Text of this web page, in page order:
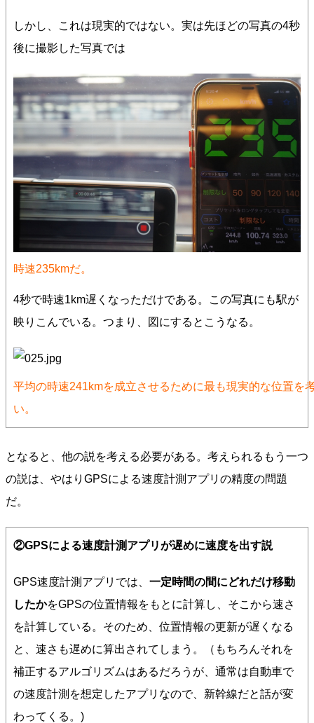
しかし、これは現実的ではない。実は先ほどの写真の4秒
後に撮影した写真では
時速235kmだ。
4秒で時速1km遅くなっただけである。この写真にも駅が
映りこんでいる。つまり、図にするとこうなる。
平均の時速241kmを成立させるために最も現実的な位置を
い。
となると、他の説を考える必要がある。考えられるもう一つ
の説は、やはりGPSによる速度計測アプリの精度の問題
だ。
②GPSによる速度計測アプリが遅めに速度を出す説
GPS速度計測アプリでは、 一定時間の間にどれだけ移動
したかをGPSの位置情報をもとに計算し、そこから速さ
を計算している。そのため、位置情報の更新が遅くなる
と、速さも遅めに算出されてしまう。（もちろんそれを
補正するアルゴリズムはあるだろうが、通常は自動車で
の速度計測を想定したアプリなので、新幹線だと話が変
わってくる。)